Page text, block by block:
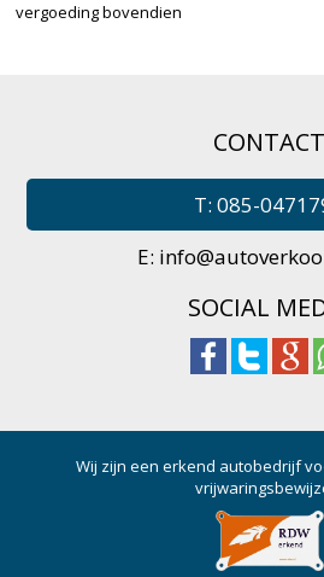
vergoeding bovendien
CONTACT
T: 085-
E:
SOCIAL
Wij zijn een erkend autobedrijf